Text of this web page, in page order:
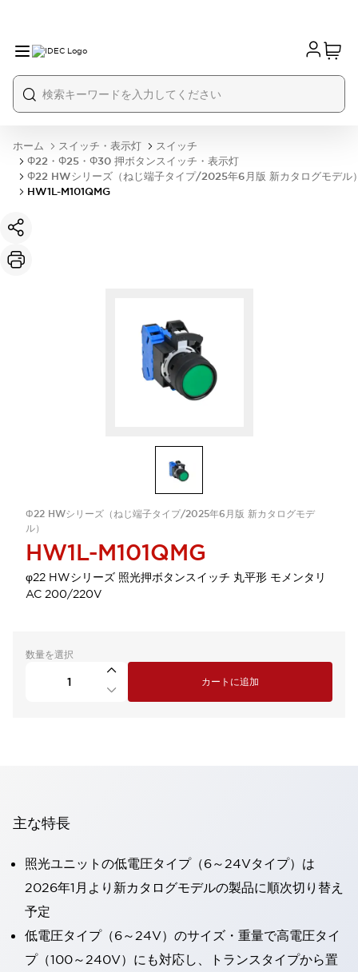
ホーム スイッチ・表示灯
スイッチ
Φ22・Φ25・Φ30 押ボタンスイッチ・表示灯
Φ22 HWシリーズ（ねじ端子タイプ/2025年6月版 新カタログモデル
HW1L-M101QMG
Φ22 HWシリーズ（ねじ端子タイプ/2025年6月版 新カタログモデ
ル）
HW1L-M101QMG
φ22 HWシリーズ 照光押ボタンスイッチ 丸平形 モメンタリ
AC 200/220V
数量を選択
カートに追加
主な特長
照光ユニットの低電圧タイプ（6～24Vタイプ）は
2026年1月より新カタログモデルの製品に順次切り替え
予定
低電圧タイプ（6～24V）のサイズ・重量で高電圧タイ
プ（100～240V）にも対応し、トランスタイプから置